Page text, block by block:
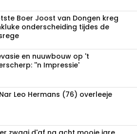
Boer Joost van Dongen kreg
onderscheiding tijdes de
en nuuwbouw op 't
''n Impressie'
Leo Hermans (76) overleeje